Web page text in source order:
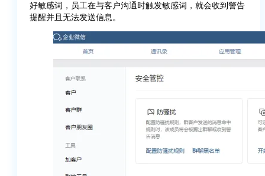
好敏感词，员工在与客户沟通时触发敏感词，就会收到警告
提醒并且无法发送信息。